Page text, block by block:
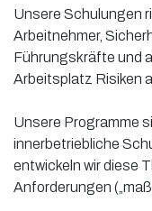
Unsere Schulungen
Arbeitnehmer,
Führungskräfte und
Arbeitsplatz Risiken
Unsere Programme
innerbetriebliche
entwickeln wir diese
Anforderungen